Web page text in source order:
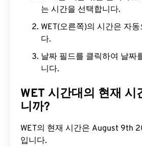
는 시간을 선택합니다.
WET(오른쪽)의 시간은 자
다.
날짜 필드를 클릭하여 날짜
니다.
WET 시간대의 현재 시
니까?
WET의 현재 시간은 August 9th
입니다.